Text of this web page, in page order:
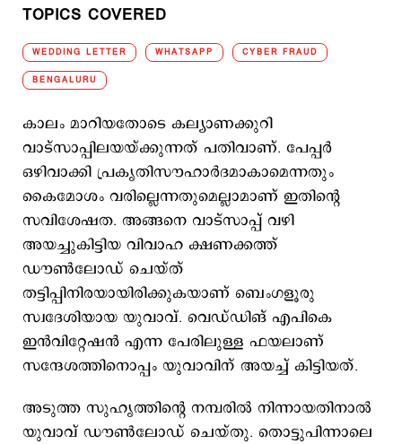
TOPICS COVERED
WEDDING LETTER WHATSAPP CYBER FRAUD
BENGALURU
കാലം മാറിയതോടെ കല്യാണക്കുറി
വാട്സാപ്പിലയയ്ക്കുന്നത് പതിവാണ്. പേപ്പര്‍
ഒഴിവാക്കി പ്രകൃതിസൗഹാര്‍ദമാകാമെന്നതും
കൈമോശം വരില്ലെന്നതുമെല്ലാമാണ് ഇതിന്‍റെ
സവിശേഷത. അങ്ങനെ വാട്സാപ്പ് വഴി
അയച്ചുകിട്ടിയ വിവാഹ ക്ഷണക്കത്ത്
ഡൗണ്‍ലോഡ് ചെയ്ത്
തട്ടിപ്പിനിരയായിരിക്കുകയാണ് ബെംഗളൂരു
സ്വദേശിയായ യുവാവ്. വെഡ്ഡിങ് എപികെ
ഇന്‍വിറ്റേഷന്‍ എന്ന പേരിലുള്ള ഫയലാണ്
സന്ദേശത്തിനൊപ്പം യുവാവിന് അയച്ച് കിട്ടിയത്.
അടുത്ത സുഹൃത്തിന്‍റെ നമ്പരില്‍ നിന്നായതിനാല്‍
യുവാവ് ഡൗണ്‍ലോഡ് ചെയ്തു. തൊട്ടുപിന്നാലെ